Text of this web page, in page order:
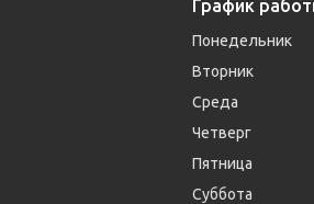
График
Понедельник
Вторник
Среда
Четверг
Пятница
Суббота